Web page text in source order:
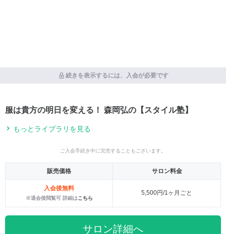
続きを表示するには、入会が必要です
服は貴方の明日を変える！ 森岡弘の【スタイル塾】
もっとライブラリを見る
ご入会手続き中に完売することもございます。
販売価格 サロン料金
入会後無料
※退会後閲覧可 詳細はこちら
5,500円/1ヶ月ごと
サロン詳細へ